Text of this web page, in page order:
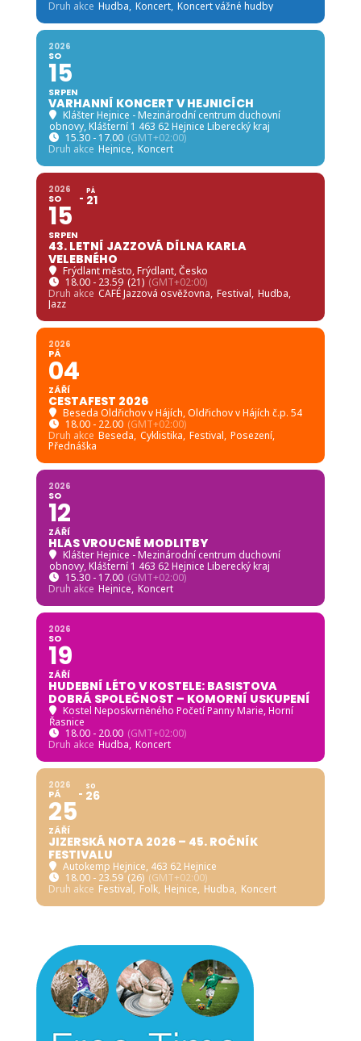
Druh akce Hudba, Koncert, Koncert vážné hudby
2026
SO
15
SRPEN
VARHANNÍ KONCERT V HEJNICÍCH
Klášter Hejnice - Mezinárodní centrum duchovní
obnovy, Klášterní 1 463 62 Hejnice Liberecký kraj
15.30 - 17.00 (GMT+02:00)
Druh akce Hejnice, Koncert
2026
SO
15
SRPEN
PÁ
21
43. LETNÍ JAZZOVÁ DÍLNA KARLA
VELEBNÉHO
Frýdlant město, Frýdlant, Česko
18.00 - 23.59 (21) (GMT+02:00)
Druh akce CAFÉ Jazzová osvěžovna, Festival, Hudba,
Jazz
2026
PÁ
04
ZÁŘÍ
CESTAFEST 2026
Beseda Oldřichov v Hájích, Oldřichov v Hájích č.p. 54
18.00 - 22.00 (GMT+02:00)
Druh akce Beseda, Cyklistika, Festival, Posezení,
Přednáška
2026
SO
12
ZÁŘÍ
HLAS VROUCNÉ MODLITBY
Klášter Hejnice - Mezinárodní centrum duchovní
obnovy, Klášterní 1 463 62 Hejnice Liberecký kraj
15.30 - 17.00 (GMT+02:00)
Druh akce Hejnice, Koncert
2026
SO
19
ZÁŘÍ
HUDEBNÍ LÉTO V KOSTELE: BASISTOVA
DOBRÁ SPOLEČNOST – KOMORNÍ USKUPENÍ
Kostel Neposkvrněného Početí Panny Marie, Horní
Řasnice
18.00 - 20.00 (GMT+02:00)
Druh akce Hudba, Koncert
2026
PÁ
25
ZÁŘÍ
SO
26
JIZERSKÁ NOTA 2026 – 45. ROČNÍK
FESTIVALU
Autokemp Hejnice, 463 62 Hejnice
18.00 - 23.59 (26) (GMT+02:00)
Druh akce Festival, Folk, Hejnice, Hudba, Koncert